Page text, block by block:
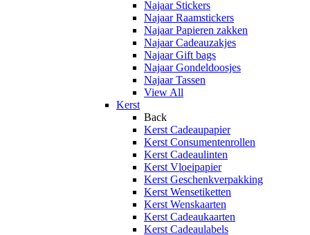
Najaar Stickers
Najaar Raamstickers
Najaar Papieren zakken
Najaar Cadeauzakjes
Najaar Gift bags
Najaar Gondeldoosjes
Najaar Tassen
View All
Kerst
Back
Kerst Cadeaupapier
Kerst Consumentenrollen
Kerst Cadeaulinten
Kerst Vloeipapier
Kerst Geschenkverpakking
Kerst Wensetiketten
Kerst Wenskaarten
Kerst Cadeaukaarten
Kerst Cadeaulabels